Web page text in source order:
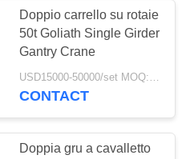
Doppio carrello su rotaie
50t Goliath Single Girder
Gantry Crane
CONTACT
Doppia gru a cavalletto